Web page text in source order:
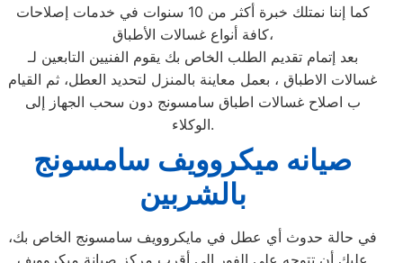
كما إننا نمتلك خبرة أكثر من 10 سنوات في خدمات إصلاحات
كافة أنواع غسالات الأطباق،
بعد إتمام تقديم الطلب الخاص بك يقوم الفنيين التابعين لـ
غسالات الاطباق ، بعمل معاينة بالمنزل لتحديد العطل، ثم القيام
ب اصلاح غسالات اطباق سامسونج دون سحب الجهاز إلى
الوكلاء.
صيانه ميكروويف سامسونج
بالشربين
في حالة حدوث أي عطل في مايكروويف سامسونج الخاص بك،
عليك أن تتوجه على الفور إلى أقرب مركز صيانة ميكروويف